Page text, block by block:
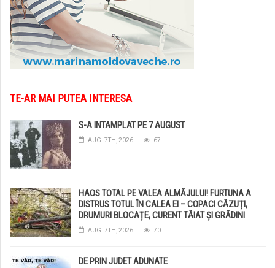
TE-AR MAI PUTEA INTERESA
S-A INTAMPLAT PE 7 AUGUST
AUG. 7TH, 2026 67
HAOS TOTAL PE VALEA ALMĂJULUI! FURTUNA A
DISTRUS TOTUL ÎN CALEA EI – COPACI CĂZUȚI,
DRUMURI BLOCAȚE, CURENT TĂIAT ȘI GRĂDINI
DISTRUSE DE GRINDINĂ!
AUG. 7TH, 2026 70
DE PRIN JUDET ADUNATE